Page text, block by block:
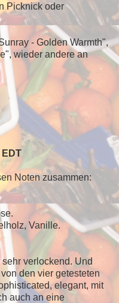
Picknick oder
- Golden Warmth",
wieder andere an
Noten zusammen:
Vanille.
verlockend. Und
den vier getesteten
elegant, mit
auch an eine